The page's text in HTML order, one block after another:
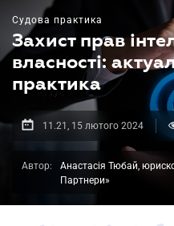
Судова практика
Захист прав
власності:
практика
11.21, 15 лютого 2024
Автор:
Анастасія Тюбай,
Партнери»